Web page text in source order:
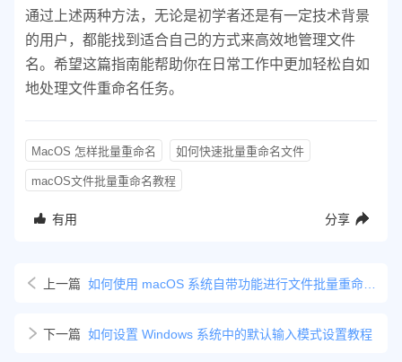
通过上述两种方法，无论是初学者还是有一定技术背景
的用户，都能找到适合自己的方式来高效地管理文件
名。希望这篇指南能帮助你在日常工作中更加轻松自如
地处理文件重命名任务。
MacOS 怎样批量重命名 如何快速批量重命名文件
macOS文件批量重命名教程
有用 分享
上一篇
下一篇 如何设置 Windows 系统中的默认输入模式设置教程